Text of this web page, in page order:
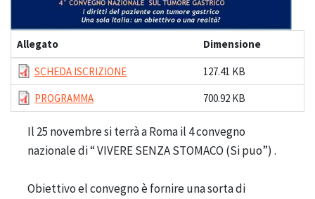
Allegato Dimensione
SCHEDA ISCRIZIONE
127.41 KB
PROGRAMMA
700.92 KB
Il 25 novembre si terrà a Roma il 4 convegno
nazionale di “ VIVERE SENZA STOMACO (Si puo”) .
Obiettivo el convegno è fornire una sorta di